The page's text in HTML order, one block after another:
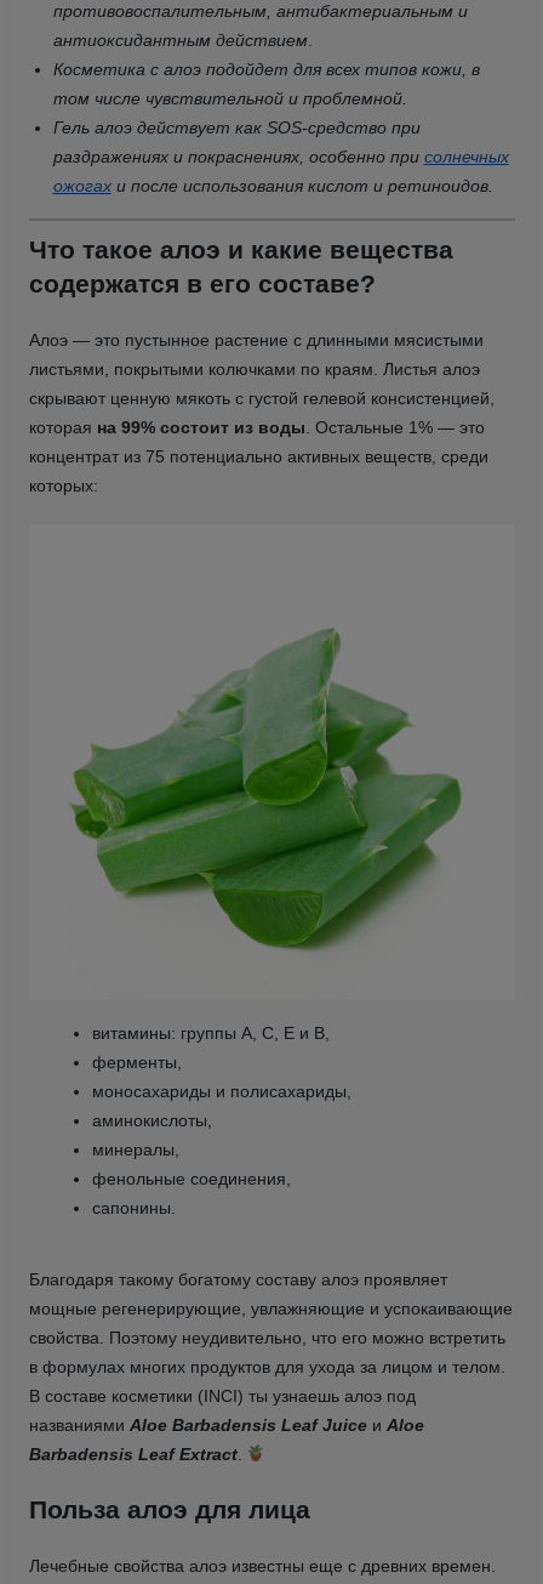
противовоспалительным, антибактериальным и
антиоксидантным действием.
Косметика с алоэ подойдет для всех типов кожи, в
том числе чувствительной и проблемной.
Гель алоэ действует как SOS-средство при
раздражениях и покраснениях, особенно при солнечных
ожогахи после использования кислот и ретиноидов.
Что такое алоэ и какие вещества
содержатся в его составе?
Алоэ — это пустынное растение с длинными мясистыми
листьями, покрытыми колючками по краям. Листья алоэ
скрывают ценную мякоть с густой гелевой консистенцией,
которая на 99% состоит из воды. Остальные 1% — это
концентрат из 75 потенциально активных веществ, среди
которых:
витамины: группы A, C, E и B,
ферменты,
моносахариды и полисахариды,
аминокислоты,
минералы,
фенольные соединения,
сапонины.
Благодаря такому богатому составу алоэ проявляет
мощные регенерирующие, увлажняющие и успокаивающие
свойства. Поэтому неудивительно, что его можно встретить
в формулах многих продуктов для ухода за лицом и телом.
В составе косметики (INCI) ты узнаешь алоэ под
названиями Aloe Barbadensis Leaf Juiceи Aloe
Barbadensis Leaf Extract.
Польза алоэ для лица
Лечебные свойства алоэ известны еще с древних времен.